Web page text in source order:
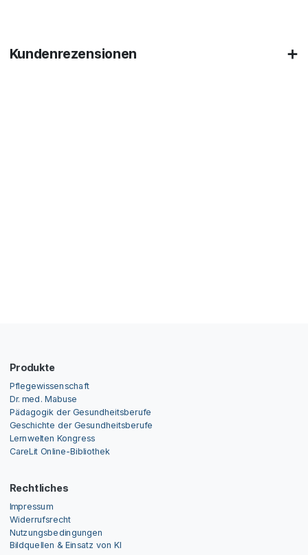
Kundenrezensionen
Produkte
Pflegewissenschaft
Dr. med. Mabuse
Pädagogik der Gesundheitsberufe
Geschichte der Gesundheitsberufe
Lernwelten Kongress
CareLit Online-Bibliothek
Rechtliches
Impressum
Widerrufsrecht
Nutzungsbedingungen
Bildquellen & Einsatz von KI